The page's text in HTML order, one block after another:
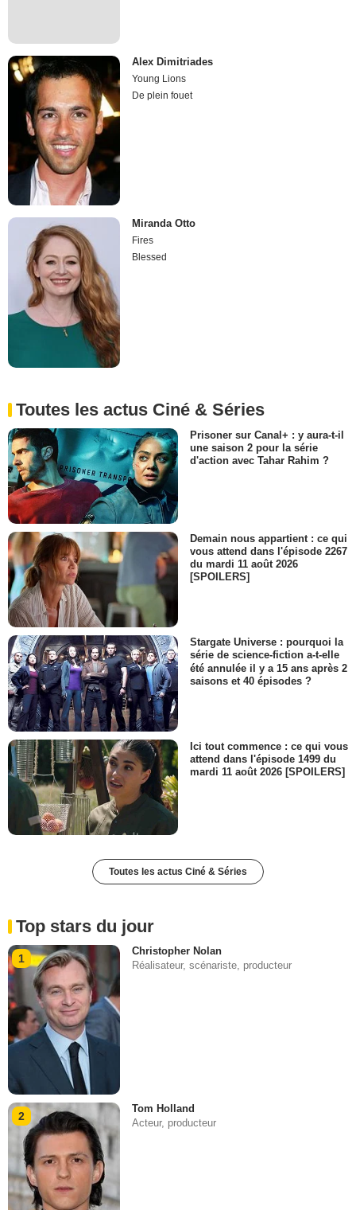
Alex Dimitriades
Young Lions
De plein fouet
Miranda Otto
Fires
Blessed
Toutes les actus Ciné & Séries
Prisoner sur Canal+ : y aura-t-il
une saison 2 pour la série
d'action avec Tahar Rahim ?
Demain nous appartient : ce qui
vous attend dans l'épisode 2267
du mardi 11 août 2026
[SPOILERS]
Stargate Universe : pourquoi la
série de science-fiction a-t-elle
été annulée il y a 15 ans après 2
saisons et 40 épisodes ?
Ici tout commence : ce qui vous
attend dans l'épisode 1499 du
mardi 11 août 2026 [SPOILERS]
Toutes les actus Ciné & Séries
Top stars du jour
1
Christopher Nolan
Réalisateur, scénariste, producteur
2
Tom Holland
Acteur, producteur